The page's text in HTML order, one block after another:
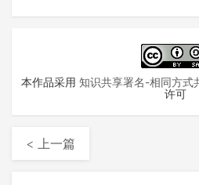
本作品采用 知识共享署名-相同方式
许可
< 上一篇